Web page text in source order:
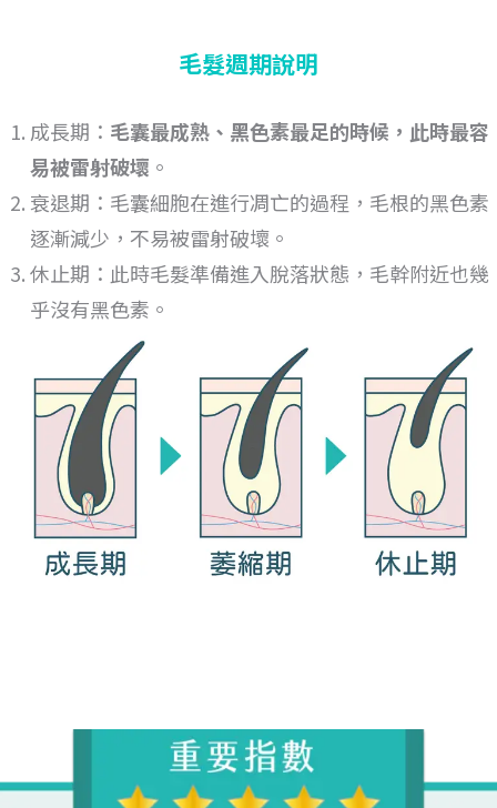
毛髮週期說明
成長期： 毛囊最成熟、黑色素最足的時候，此時最容
易被雷射破壞 。
衰退期：毛囊細胞在進行凋亡的過程，毛根的黑色素
逐漸減少，不易被雷射破壞。
休止期：此時毛髮準備進入脫落狀態，毛幹附近也幾
乎沒有黑色素。